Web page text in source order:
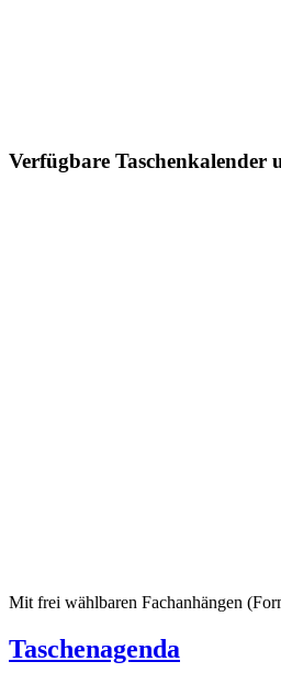
Verfügbare Taschenkalender
Mit frei wählbaren Fachanhängen
Taschenagenda